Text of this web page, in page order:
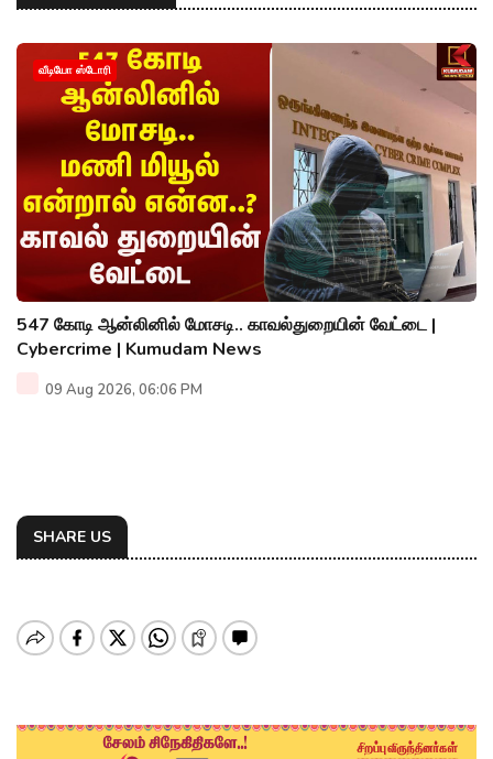
வீடியோ ஸ்டோரி
547 கோடி ஆன்லினில் மோசடி.. காவல்துறையின் வேட்டை |
Cybercrime | Kumudam News
09 Aug 2026, 06:06 PM
SHARE US